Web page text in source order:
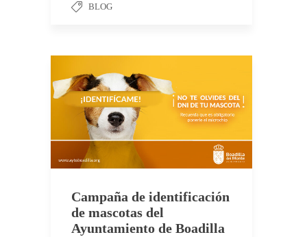
BLOG
Campaña de identificación
de mascotas del
Ayuntamiento de Boadilla